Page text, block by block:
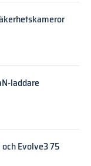
laddare
Evolve3 75